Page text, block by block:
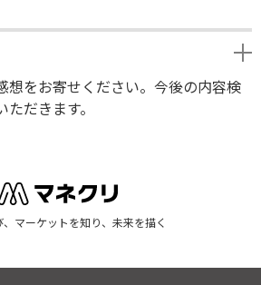
想をお寄せください。今後の内容検
だきます。
、マーケットを知り、未来を描く